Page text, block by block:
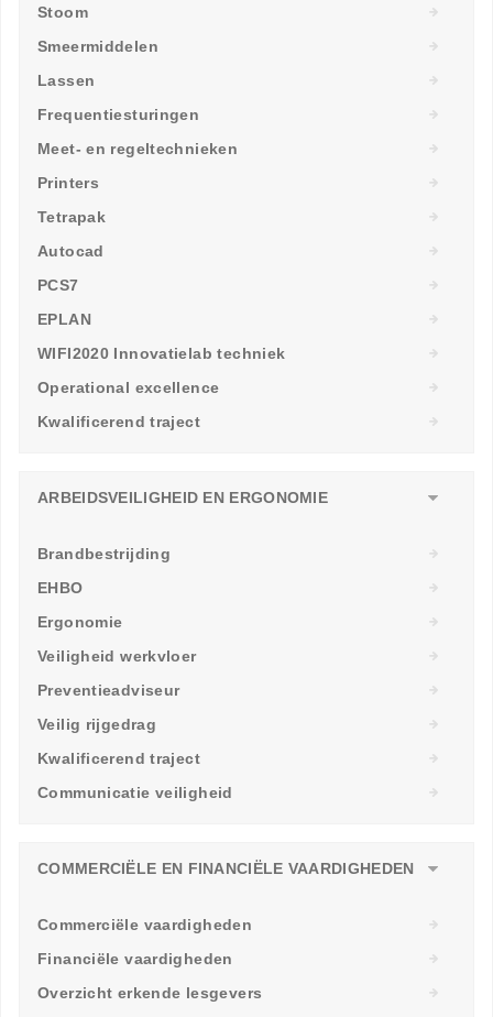
Stoom
Smeermiddelen
Lassen
Frequentiesturingen
Meet- en regeltechnieken
Printers
Tetrapak
Autocad
PCS7
EPLAN
WIFI2020 Innovatielab techniek
Operational excellence
Kwalificerend traject
ARBEIDSVEILIGHEID EN ERGONOMIE
Brandbestrijding
EHBO
Ergonomie
Veiligheid werkvloer
Preventieadviseur
Veilig rijgedrag
Kwalificerend traject
Communicatie veiligheid
COMMERCIËLE EN FINANCIËLE VAARDIGHEDEN
Commerciële vaardigheden
Financiële vaardigheden
Overzicht erkende lesgevers